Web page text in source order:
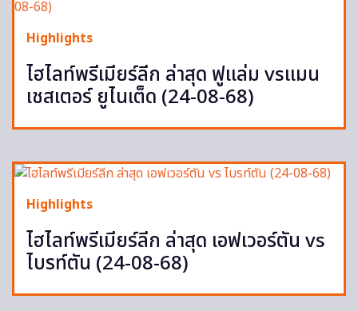
Highlights
ไฮไลท์พรีเมียร์ลีก ล่าสุด ฟูแล่ม vsแมน
เชสเตอร์ ยูไนเต็ด (24-08-68)
Highlights
ไฮไลท์พรีเมียร์ลีก ล่าสุด เอฟเวอร์ตัน vs
ไบรท์ตัน (24-08-68)